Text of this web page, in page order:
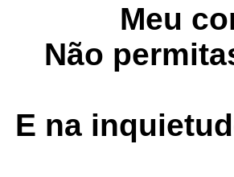
Meu
Não
E na